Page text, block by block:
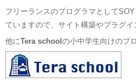
フリーランスのプログラマとして
ていますので、サイト構築やプラグイ
他にTera school の小中学生向けのプ